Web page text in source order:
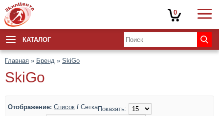
КАТАЛОГ
Главная » Бренд » SkiGo
SkiGo
Отображение: Список / СеткаПоказать:
0